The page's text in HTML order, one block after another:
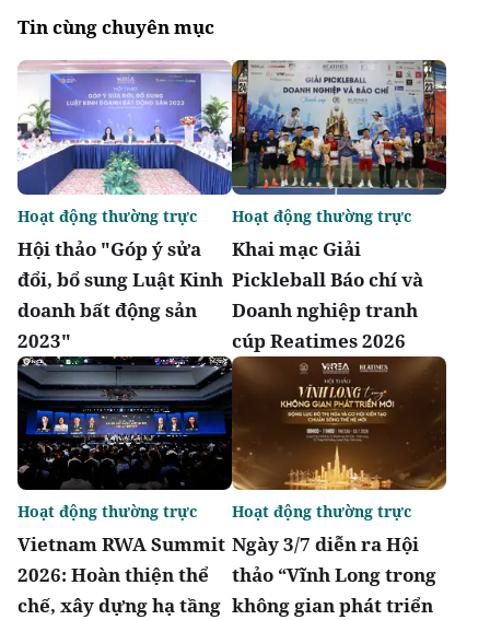
Tin cùng chuyên mục
Hội thảo "Góp ý sửa
đổi, bổ sung Luật Kinh
doanh bất động sản
2023"
Hoạt động thường trực
Khai mạc Giải
Pickleball Báo chí và
Doanh nghiệp tranh
cúp Reatimes 2026
Hoạt động thường trực
Vietnam RWA Summit
2026: Hoàn thiện thể
chế, xây dựng hạ tầng
Hoạt động thường trực
Ngày 3/7 diễn ra Hội
thảo “Vĩnh Long trong
không gian phát triển
Hoạt động thường trực